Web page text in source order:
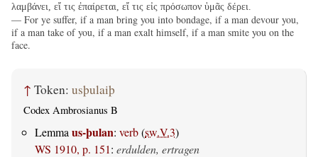
λαμβάνει, εἴ τις ἐπαίρεται, εἴ τις εἰς πρόσωπον ὑμᾶς δέρει.
— For ye suffer, if a man bring you into bondage, if a man devour you,
if a man take of you, if a man exalt himself, if a man smite you on the
face.
↑ Token: usþulaiþ
Codex Ambrosianus B
Lemma us-þulan: verb(sw.V.3)
WS 1910, p. 151: erdulden, ertragen